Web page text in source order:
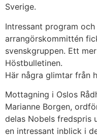
Sverige.
Intressant program
arrangörskommittén
svenskgruppen. Ett
Höstbulletinen.
Här några glimtar från
Mottagning i Oslos
Marianne Borgen,
delas Nobels fredspris
en intressant inblick i